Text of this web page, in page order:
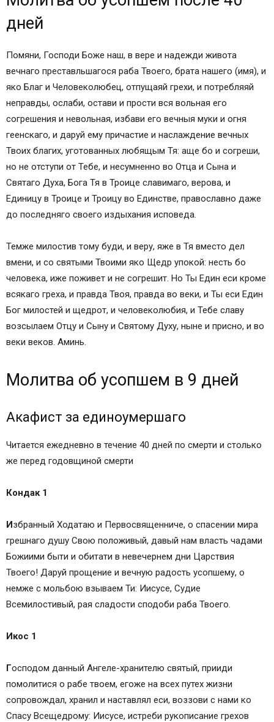
дней
Помяни, Господи Боже наш, в вере и надежди живота
вечнаго преставльшагося раба Твоего, брата нашего (имя), и
яко Благ и Человеколюбец, отпущаяй грехи, и потребляяй
неправды, ослаби, остави и прости вся вольная его
согрешения и невольная, избави его вечныя муки и огня
геенскаго, и даруй ему причастие и наслаждение вечных
Твоих благих, уготованных любящым Тя: аще бо и согреши,
но не отступи от Тебе, и несумненно во Отца и Сына и
Святаго Духа, Бога Тя в Троице славимаго, верова, и
Единицу в Троице и Троицу во Единстве, православно даже
до последняго своего издыхания исповеда.
Темже милостив тому буди, и веру, яже в Тя вместо дел
вмени, и со святыми Твоими яко Щедр упокой: несть бо
человека, иже поживет и не согрешит. Но Ты Един еси кроме
всякаго греха, и правда Твоя, правда во веки, и Ты еси Един
Бог милостей и щедрот, и человеколюбия, и Тебе славу
возсылаем Отцу и Сыну и Святому Духу, ныне и присно, и во
веки веков. Аминь.
Молитва об усопшем в 9 дней
Акафист за единоумершаго
Читается ежедневно в течение 40 дней по смерти и столько
же перед годовщиной смерти
Кондак 1
Избранный Ходатаю и Первосвященниче, о спасении мира
грешнаго душу Свою положивый, давый нам власть чадами
Божиими быти и обитати в невечернем дни Царствия
Твоего! Даруй прощение и вечную радость усопшему, о
немже с мольбою взываем Ти: Иисусе, Судие
Всемилостивый, рая сладости сподоби раба Твоего.
Икос 1
Господом данный Ангеле-хранителю святый, прииди
помолитися о рабе твоем, егоже на всех путех жизни
сопровождал, хранил и наставлял еси, воззови с нами ко
Спасу Всещедрому: Иисусе, истреби рукописание грехов